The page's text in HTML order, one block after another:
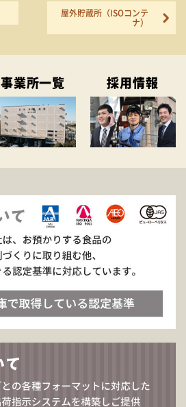
屋外貯蔵所（ISOコンテ
ナ）
事業所一覧 採用情報